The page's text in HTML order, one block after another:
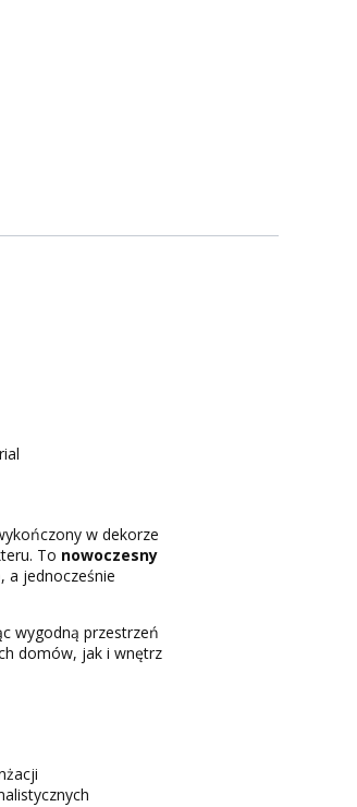
w dekorze
To nowoczesny
a jednocześnie
wygodną przestrzeń
domów, jak i wnętrz